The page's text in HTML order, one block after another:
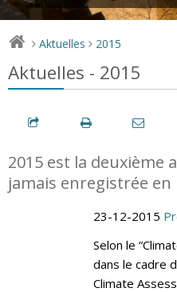
> Aktuelles > 2015
Aktuelles - 2015
2015 est la deuxième
jamais enregistrée en
23-12-2015
Selon le
dans le cadre
Climate